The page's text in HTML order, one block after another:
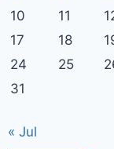
10
11
17
18
24
25
31
« Jul